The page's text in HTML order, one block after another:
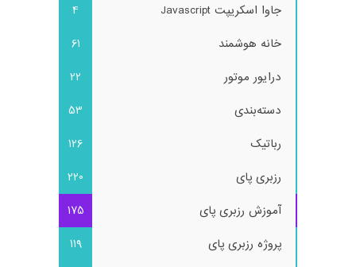
جاوا اسکریپت Javascript
4
خانه هوشمند
61
درایور موتور
22
دسته‌بندی
53
رباتیک
126
رزبری پای
220
آموزش رزبری پای
175
پروژه رزبری پای
119